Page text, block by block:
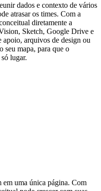
dados e contexto de vários
atrasar os times. Com a
diretamente a
Sketch, Google Drive e
arquivos de design ou
seu mapa, para que o
lugar.
em uma única página. Com